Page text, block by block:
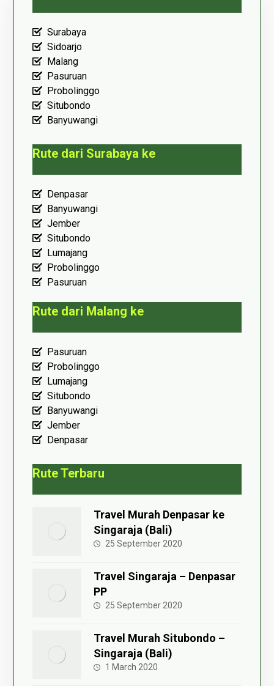
Surabaya
Sidoarjo
Malang
Pasuruan
Probolinggo
Situbondo
Banyuwangi
Rute dari Surabaya ke
Denpasar
Banyuwangi
Jember
Situbondo
Lumajang
Probolinggo
Pasuruan
Rute dari Malang ke
Pasuruan
Probolinggo
Lumajang
Situbondo
Banyuwangi
Jember
Denpasar
Rute Terbaru
Travel Murah Denpasar ke
Singaraja (Bali)
25 September 2020
Travel Singaraja – Denpasar
PP
25 September 2020
Travel Murah Situbondo –
Singaraja (Bali)
1 March 2020